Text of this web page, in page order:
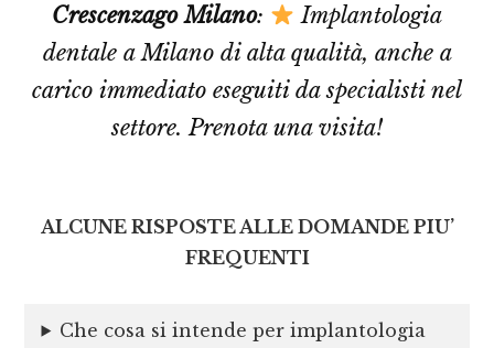
Crescenzago Milano:
Implantologia
dentale a Milano di alta qualità, anche a
carico immediato eseguiti da specialisti nel
settore. Prenota una visita!
ALCUNE RISPOSTE ALLE DOMANDE PIU’
FREQUENTI
Che cosa si intende per implantologia